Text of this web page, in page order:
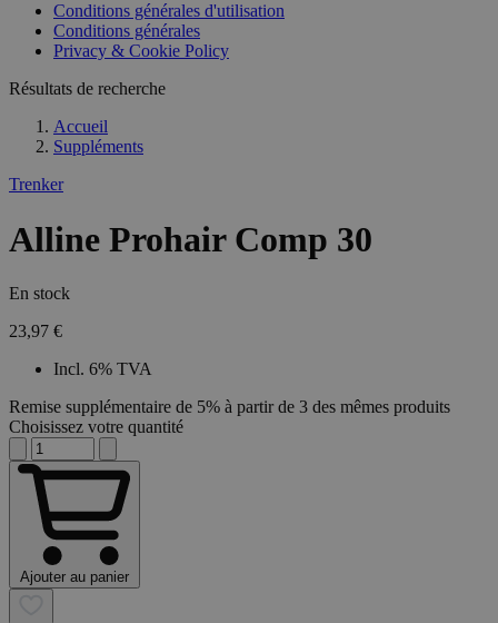
Conditions générales d'utilisation
Conditions générales
Privacy & Cookie Policy
Résultats de recherche
Accueil
Suppléments
Trenker
Alline Prohair Comp 30
En stock
23,97 €
Incl. 6% TVA
Remise supplémentaire de 5% à partir de 3 des mêmes produits
Choisissez votre quantité
Ajouter au panier